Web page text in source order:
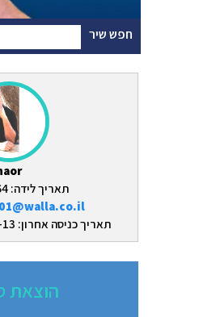
חפש שיר
תאריך לידה: 11/01/1964
תאריך כניסה אחרון: 2022-01-13 19:12:07
הוצאת